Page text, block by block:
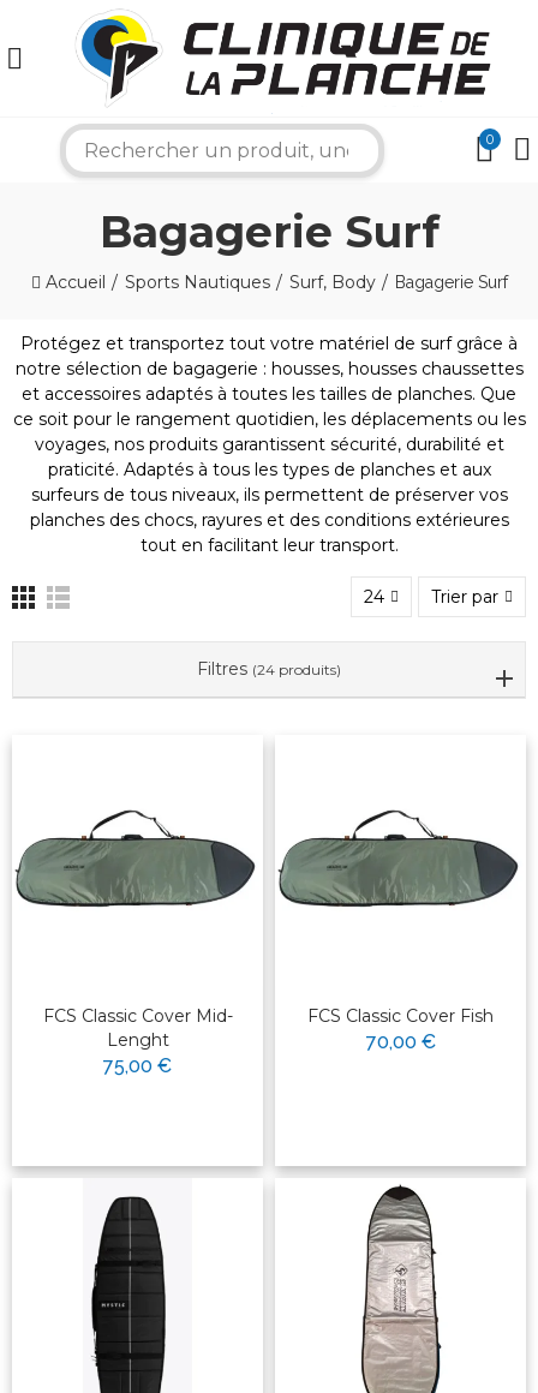
0
Bagagerie Surf
Accueil Sports Nautiques Surf, Body Bagagerie Surf
Protégez et transportez tout votre matériel de surf grâce à
notre sélection de bagagerie : housses, housses chaussettes
et accessoires adaptés à toutes les tailles de planches. Que
ce soit pour le rangement quotidien, les déplacements ou les
voyages, nos produits garantissent sécurité, durabilité et
praticité. Adaptés à tous les types de planches et aux
surfeurs de tous niveaux, ils permettent de préserver vos
planches des chocs, rayures et des conditions extérieures
tout en facilitant leur transport.
24 Trier par
Filtres (24 produits)
FCS Classic Cover Mid-
Lenght
75,00 €
FCS Classic Cover Fish
70,00 €
Comment puis-je vous aider aujourd'hui ?